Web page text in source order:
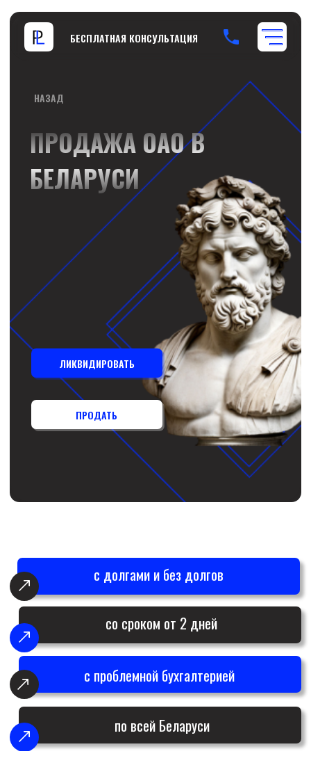
+375 29 689 60 60
БЕСПЛАТНАЯ КОНСУЛЬТАЦИЯ
ПРОДАЖА ОАО В
БЕЛАРУСИ
ЛИКВИДИРОВАТЬ
с долгами и без долгов
со сроком от 2 дней
с проблемной бухгалтерией
Экономия времени и ресурсов
Прозрачность и
ответственность
Поддержка и консультации
Мы обладаем большим опытом в данной области, что
позволяет нам эффективно и быстро проводить сделки
Процесс ликвидации будет производиться
профессионалами, тем самым вы сможете не
отвлекаться на этот процесс
Мы гарантируем прозрачность всех этапов
ликвидации и ответственное выполнение всех
ПОЧЕМУ МЫ?